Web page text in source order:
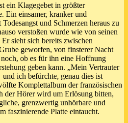
ein Klagegebet in größter
Ein einsamer, kranker und
und Schmerzen heraus zu
verstoßen wurde wie von seinen
sieht sich bereits zwischen
geworfen, von finsterer Nacht
ob es für ihn eine Hoffnung
geben kann. „Mein Vertrauter
ich befürchte, genau dies ist
Komplettalbum der französischen
der Hörer wird um Erlösung bitten,
grenzwertig unhörbare und
faszinierende Platte eintaucht.